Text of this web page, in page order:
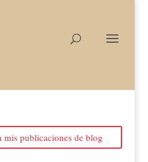
mis publicaciones de blog